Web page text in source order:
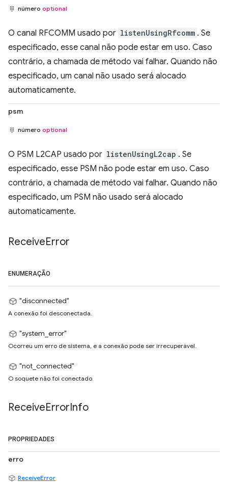
número optional
O canal RFCOMM usado por listenUsingRfcomm . Se
especificado, esse canal não pode estar em uso. Caso
contrário, a chamada de método vai falhar. Quando não
especificado, um canal não usado será alocado
automaticamente.
psm
número optional
O PSM L2CAP usado por listenUsingL2cap . Se
especificado, esse PSM não pode estar em uso. Caso
contrário, a chamada de método vai falhar. Quando não
especificado, um PSM não usado será alocado
automaticamente.
ReceiveError
ENUMERAÇÃO
"disconnected"
A conexão foi desconectada.
"system_error"
Ocorreu um erro de sistema, e a conexão pode ser irrecuperável.
"not_connected"
O soquete não foi conectado.
ReceiveErrorInfo
PROPRIEDADES
erro
ReceiveError